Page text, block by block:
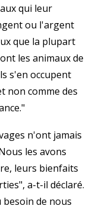
qui leur
ou l'argent
que la plupart
les animaux de
s'en occupent
non comme des
n'ont jamais
les avons
leurs bienfaits
a-t-il déclaré.
de nous